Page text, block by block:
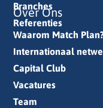
Branches
Referenties
Over Ons
Waarom Match
Internationaal
Capital Club
Vacatures
Team